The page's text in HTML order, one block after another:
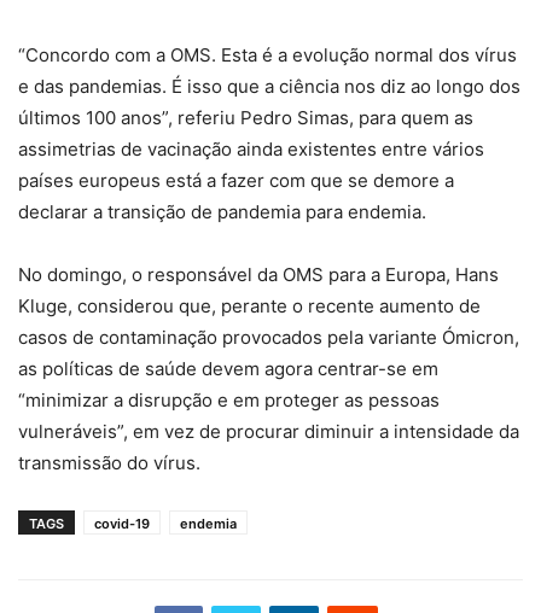
“Concordo com a OMS. Esta é a evolução normal dos vírus
e das pandemias. É isso que a ciência nos diz ao longo dos
últimos 100 anos”, referiu Pedro Simas, para quem as
assimetrias de vacinação ainda existentes entre vários
países europeus está a fazer com que se demore a
declarar a transição de pandemia para endemia.
No domingo, o responsável da OMS para a Europa, Hans
Kluge, considerou que, perante o recente aumento de
casos de contaminação provocados pela variante Ómicron,
as políticas de saúde devem agora centrar-se em
“minimizar a disrupção e em proteger as pessoas
vulneráveis”, em vez de procurar diminuir a intensidade da
transmissão do vírus.
TAGS covid-19 endemia